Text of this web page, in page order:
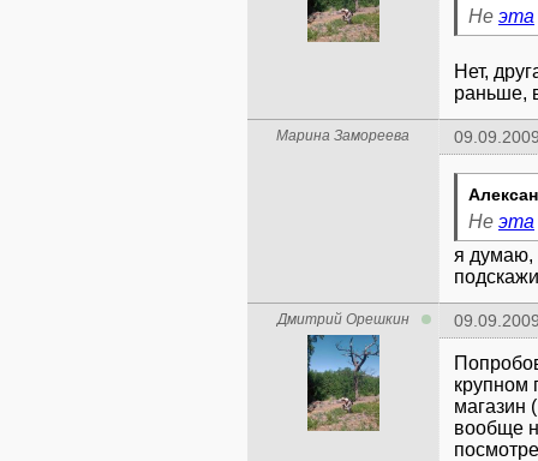
Не эта
Нет,
раньше,
Марина Замореева
Не эта
я думаю,
Дмитрий Орешкин
крупном
магазин
вообще